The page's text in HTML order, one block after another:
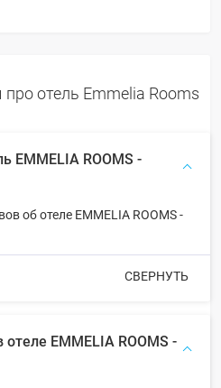
отель Emmelia Rooms
EMMELIA ROOMS -
об отеле EMMELIA ROOMS -
СВЕРНУТЬ
EMMELIA ROOMS -